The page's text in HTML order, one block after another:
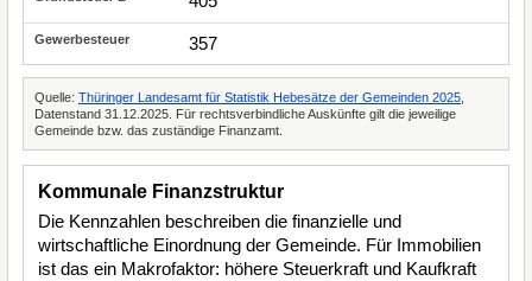
357
Quelle: Thüringer Landesamt für Statistik Hebesätze der Gemeinden 2025
Datenstand 31.12.2025. Für rechtsverbindliche Auskünfte gilt die jeweilige
Gemeinde bzw. das zuständige Finanzamt.
Kommunale Finanzstruktur
Die Kennzahlen beschreiben die finanzielle und
wirtschaftliche Einordnung der Gemeinde. Für Immobilien
ist das ein Makrofaktor: höhere Steuerkraft und Kaufkraft